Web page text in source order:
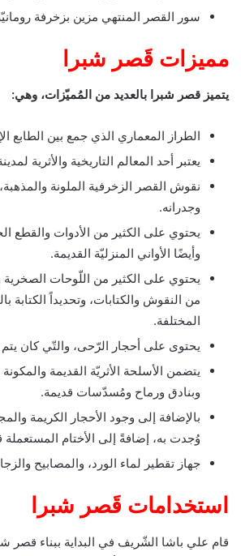
سور القصر المنتهي مزين بزخرفة
مميزات قَصر شبرا
يتميز قصر شبرا بالعديد من المُميّزات، وهي:
الطراز المعماري الذي جمع بين الطابع
يعتبر أحد المعالم التاريخية والأثرية
نقوش القصر الزخرفية الملونة
وجدرانه.
يحتوي على الكثير من الأدوات والقطع
وأيضًا الأواني المنزليّة القديمة.
يحتوي على الكثير من اللّوحات الصخرية
من النقوش والكتابات، وتحديداً الكتابة
المختلفة.
يحتوى على أحجار الرّحى، والتّي كان
يتضمن الأسلحة الأثريّة القديمة
وبنادق ورماح ومُسدّسات قديمة.
بالإضافة إلى وجود الأحجار الكريمة
وُجدت به، إضافةً إلى الأختام المستعملة
جهاز تقطير لماء الورد، والمصابيح
استخدامات قَصر شبرا
قام علي باشا الشّريف في البداية ببناء قصر